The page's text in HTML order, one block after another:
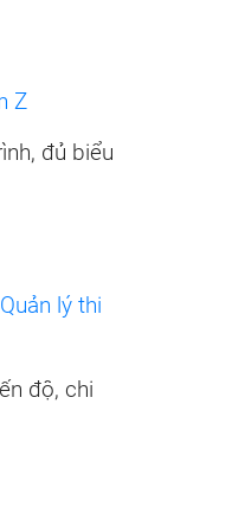
Z
đủ biểu
lý thi
độ, chi